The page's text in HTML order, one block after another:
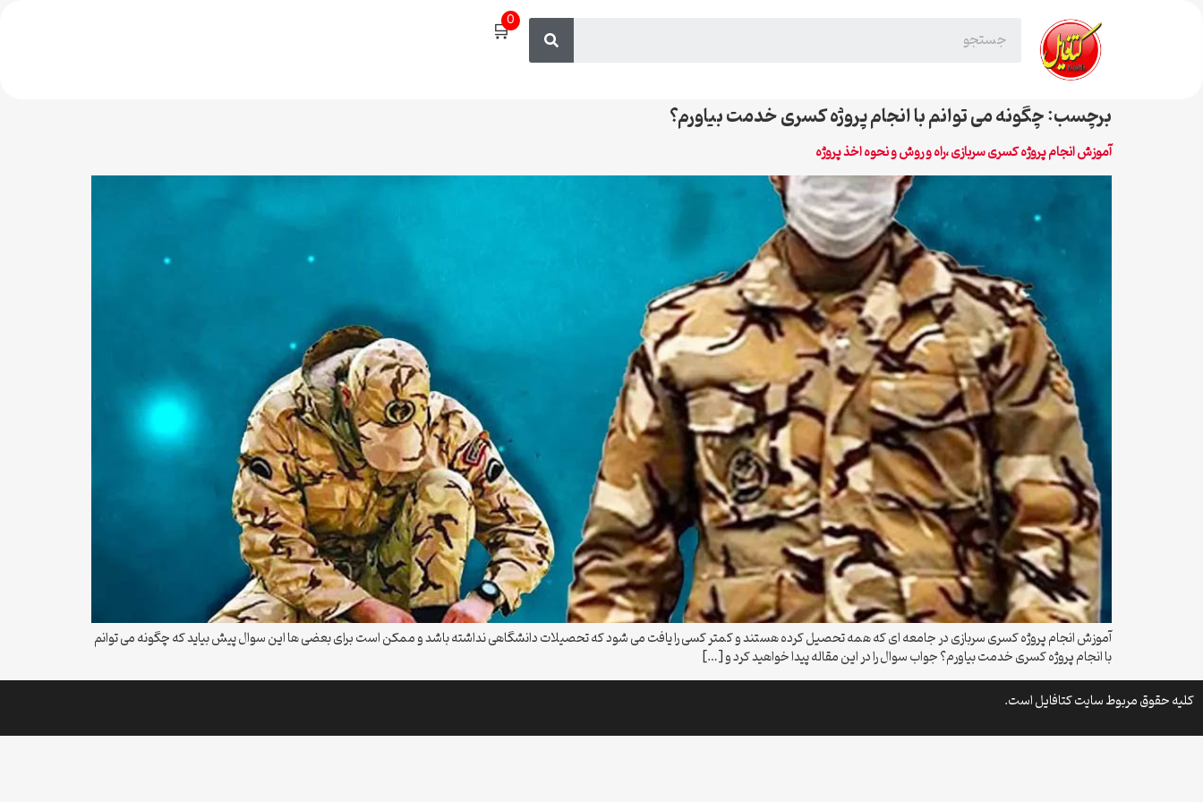
🛒0
برچسب:چگونه می توانم با انجام پروژه کسری خدمت بیاورم؟
آموزش انجام پروژه کسری سربازی ،راه و روش و نحوه اخذ پروژه
آموزش انجام پروژه کسری سربازی در جامعه ای که همه تحصیل کرده ‌هستند و کمتر کسی را یافت می شود که تحصیلات دانشگاهی نداشته باشد و ممکن است برای بعضی ها این سوال پیش بیاید که چگونه می توانم
با انجام پروژه کسری خدمت بیاورم؟ جواب سوال را در این مقاله پیدا خواهید کرد و […]
کلیه حقوق مربوط سایت کتافایل است.